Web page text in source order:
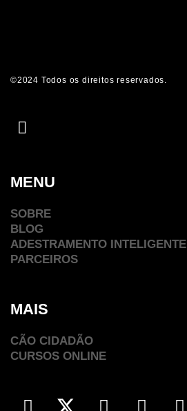
©2024 Todos os direitos reservados.
MENU
SOBRE
BLOG
ADESTRAMENTO INTELIGENTE
PARCEIROS
MAIS
CÃO CIDADÃO
CURSOS ONLINE